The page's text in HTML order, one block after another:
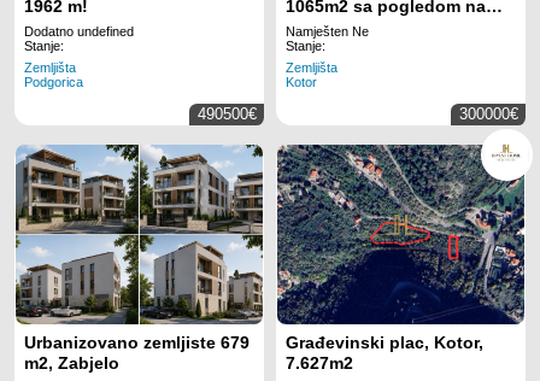
1962 m!
Dodatno undefined
Stanje:
Zemljišta
Podgorica
490500€
1065m2 sa pogledom na
more – Krimovica, Kotor
Namješten Ne
Stanje:
Zemljišta
Kotor
300000€
Urbanizovano zemljiste 679
m2, Zabjelo
Građevinski plac, Kotor,
7.627m2